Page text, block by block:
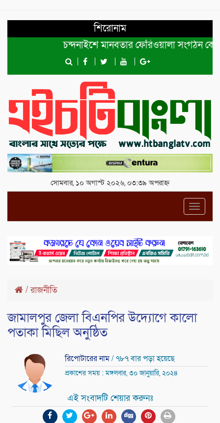
শিরোনাম
চন্দনাইশে মানবতার ফেরিওয়ালা সংগঠন কেন্দ্রীয়
সোমবার, ১০ অগাস্ট ২০২৬, ০৩:৩৯ অপরাহ্ন
/রাজনীতি
জামালপুর জেলা বিএনপির উদ্যোগে কালো
পতাকা মিছিল অনুষ্ঠিত
রিপোটারের নাম/ ৭৮৭ বার পড়া হয়েছে
প্রকাশের সময় : মঙ্গলবার, ৩০ জানুয়ারি, ২০২৪
এই সংবাদটি শেয়ার করুনঃ